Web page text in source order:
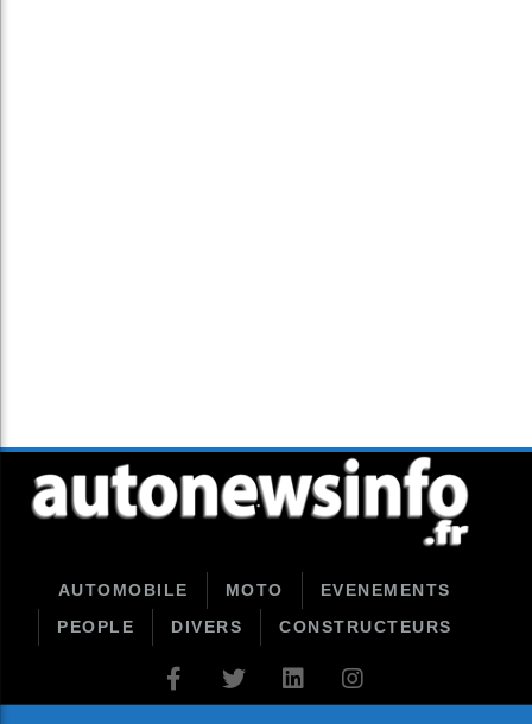
AUTOMOBILE MOTO
EVENEMENTS
PEOPLE
DIVERS CONSTRUCTEURS